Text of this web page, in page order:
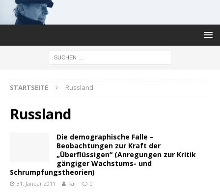
STARTSEITE Russland
Russland
Die demographische Falle –
Beobachtungen zur Kraft der
„Überflüssigen“ (Anregungen zur Kritik
gängiger Wachstums- und
Schrumpfungstheorien)
31. Januar 2011 kai 0